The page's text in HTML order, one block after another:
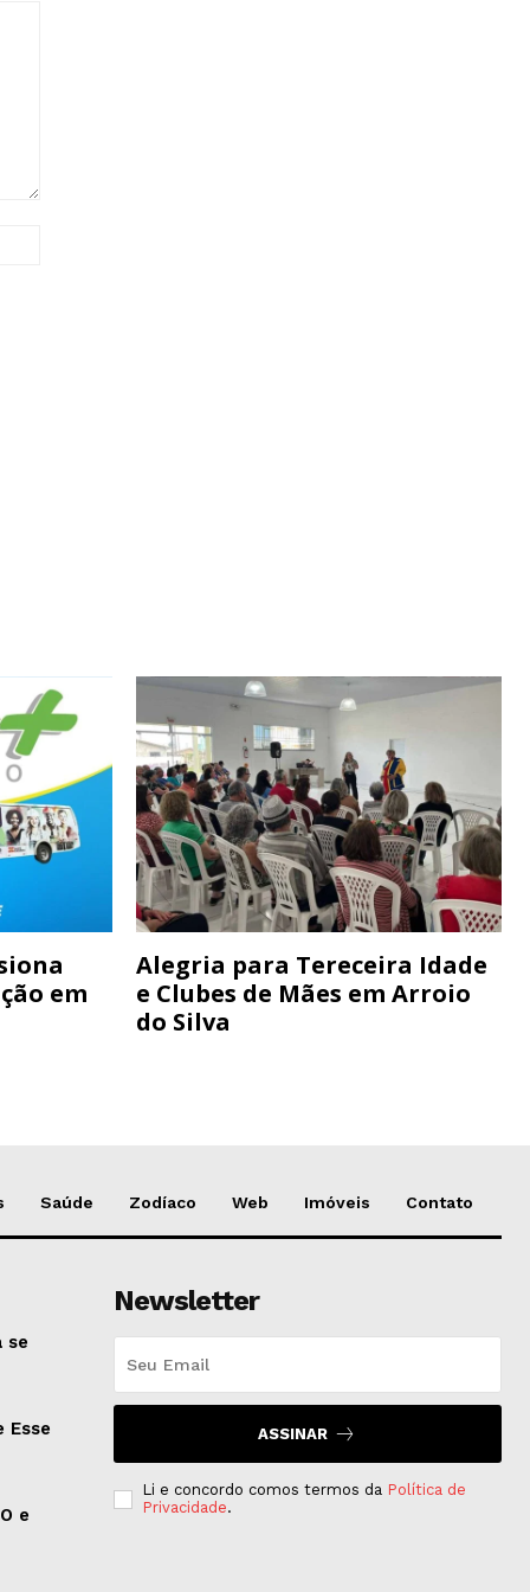
em
Alegria para Tereceira Idade
e Clubes de Mães em Arroio
do Silva
Saúde Zodíaco Web Imóveis Contato
se
Esse
e
Newsletter
ASSINAR
Li e concordo comos termos da Política de
Privacidade.